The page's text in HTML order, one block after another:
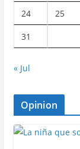
24 25
31
« Jul
Opinion